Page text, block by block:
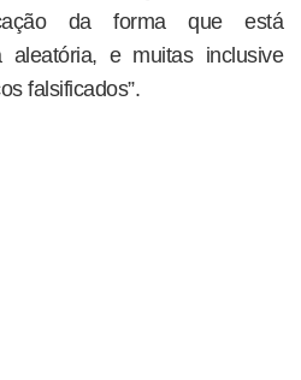
da forma que está
aleatória, e muitas inclusive
falsificados”.